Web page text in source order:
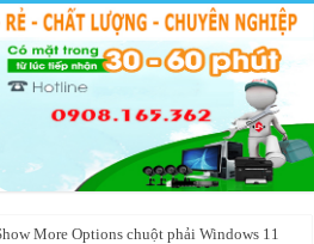
More Options chuột phải Windows 11